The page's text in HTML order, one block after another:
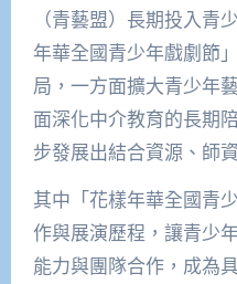
（青藝盟）長期投入青
年華全國青少年戲劇節
局，一方面擴大青少年
面深化中介教育的長期
步發展出結合資源、師
其中「花樣年華全國青
作與展演歷程，讓青少
能力與團隊合作，成為